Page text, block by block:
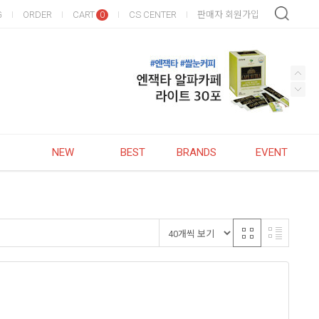
ORDER CART 0 CS CENTER 판매자 회원가입
NEW BEST BRANDS EVENT